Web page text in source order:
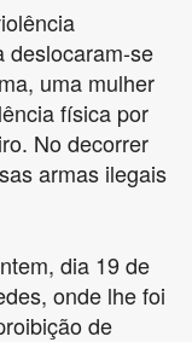
deslocaram-se
uma mulher
física por
No decorrer
armas ilegais
dia 19 de
onde lhe foi
de